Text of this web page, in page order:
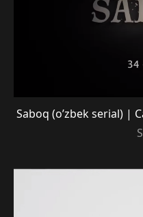
Saboq (o’zbek serial) |